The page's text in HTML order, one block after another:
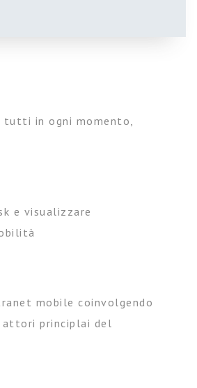
tutti in ogni momento,
e visualizzare
mobile coinvolgendo
attori principlai del